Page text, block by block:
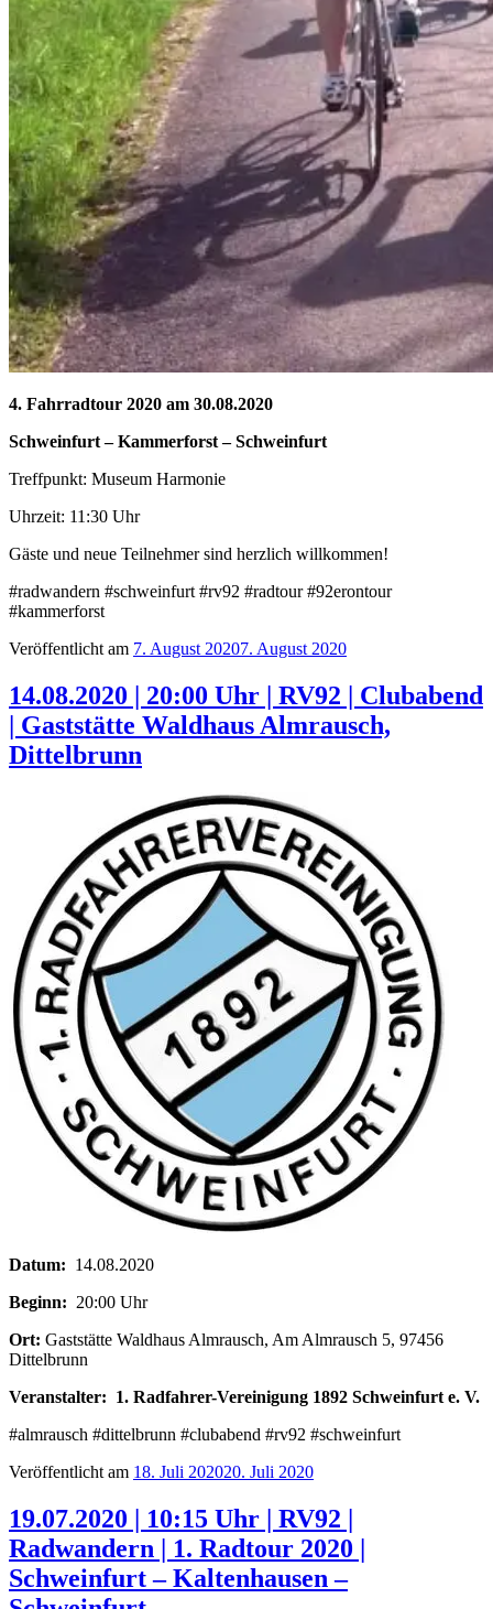
4. Fahrradtour 2020 am 30.08.2020
Schweinfurt – Kammerforst – Schweinfurt
Treffpunkt: Museum Harmonie
Uhrzeit: 11:30 Uhr
Gäste und neue Teilnehmer sind herzlich willkommen!
#radwandern #schweinfurt #rv92 #radtour #92erontour
#kammerforst
Veröffentlicht am 7. August 20207. August 2020
14.08.2020 | 20:00 Uhr | RV92 | Clubabend
| Gaststätte Waldhaus Almrausch,
Dittelbrunn
Datum: 14.08.2020
Beginn: 20:00 Uhr
Ort: Gaststätte Waldhaus Almrausch, Am Almrausch 5, 97456
Dittelbrunn
Veranstalter: 1. Radfahrer-Vereinigung 1892 Schweinfurt e. V.
#almrausch‬ #dittelbrunn #clubabend #rv92 #schweinfurt
Veröffentlicht am 18. Juli 202020. Juli 2020
19.07.2020 | 10:15 Uhr | RV92 |
Radwandern | 1. Radtour 2020 |
Schweinfurt – Kaltenhausen –